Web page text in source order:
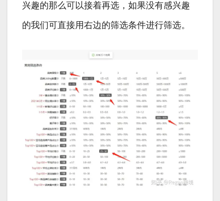
兴趣的那么可以接着再选，如果没有感兴趣
的我们可直接用右边的筛选条件进行筛选。